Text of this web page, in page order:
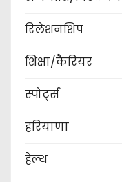
रिलेशनशिप
शिक्षा/कैरियर
स्पोर्ट्स
हरियाणा
हेल्थ